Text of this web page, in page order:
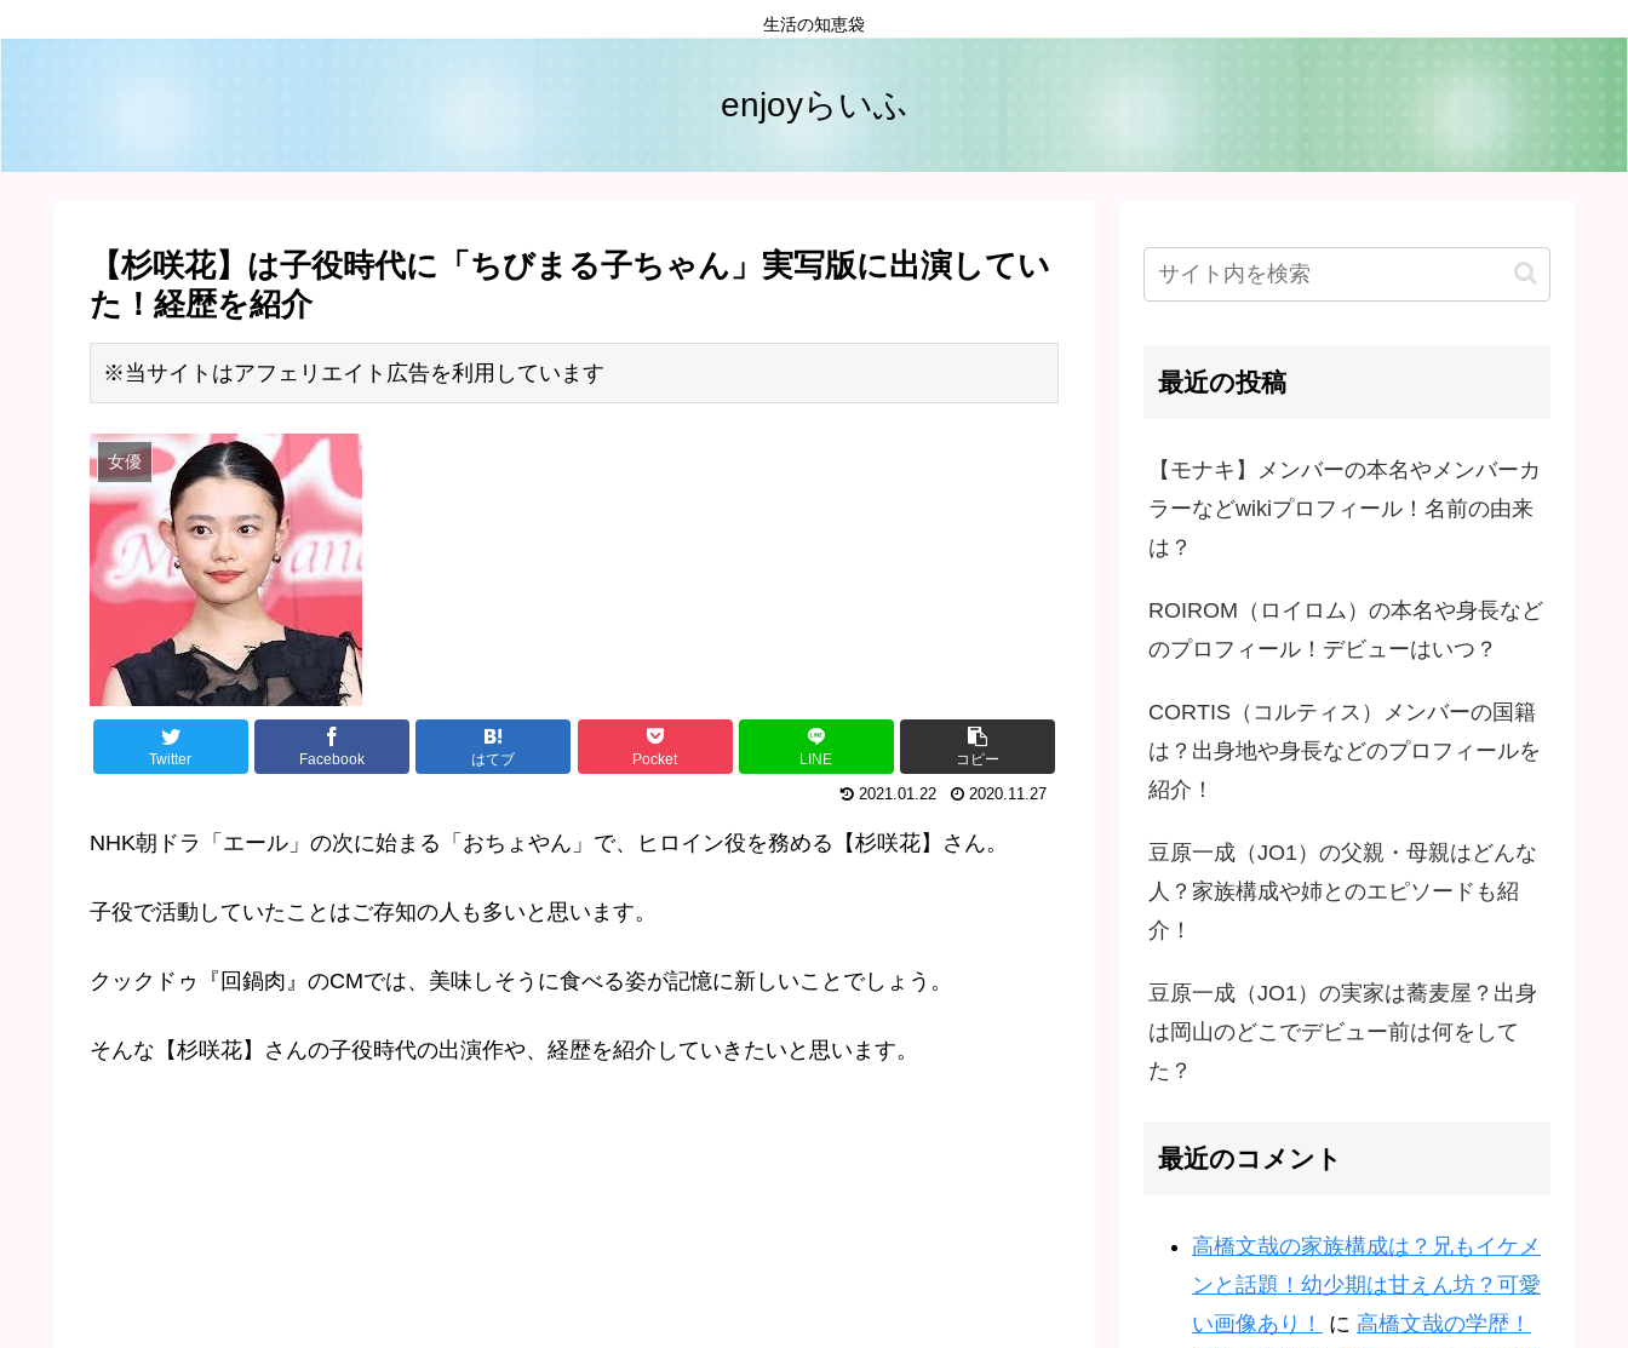
生活の知恵袋
enjoyらいふ
【杉咲花】は子役時代に「ちびまる子ちゃん」実写版に出演してい
た！経歴を紹介
※当サイトはアフェリエイト広告を利用しています
女優
Twitter Facebook はてブ Pocket LINE コピー
2021.01.22 2020.11.27
NHK朝ドラ「エール」の次に始まる「おちょやん」で、ヒロイン役を務める【杉咲花】さん。
子役で活動していたことはご存知の人も多いと思います。
クックドゥ『回鍋肉』のCМでは、美味しそうに食べる姿が記憶に新しいことでしょう。
そんな【杉咲花】さんの子役時代の出演作や、経歴を紹介していきたいと思います。
最近の投稿
【モナキ】メンバーの本名やメンバーカ
ラーなどwikiプロフィール！名前の由来
は？
ROIROM（ロイロム）の本名や身長など
のプロフィール！デビューはいつ？
CORTIS（コルティス）メンバーの国籍
は？出身地や身長などのプロフィールを
紹介！
豆原一成（JO1）の父親・母親はどんな
人？家族構成や姉とのエピソードも紹
介！
豆原一成（JO1）の実家は蕎麦屋？出身
は岡山のどこでデビュー前は何をして
た？
最近のコメント
高橋文哉の家族構成は？兄もイケメ
ンと話題！幼少期は甘えん坊？可愛
い画像あり！
に 高橋文哉の学歴！